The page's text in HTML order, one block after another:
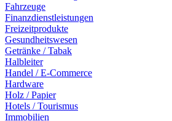
Fahrzeuge
Finanzdienstleistungen
Freizeitprodukte
Gesundheitswesen
Getränke / Tabak
Halbleiter
Handel / E-Commerce
Hardware
Holz / Papier
Hotels / Tourismus
Immobilien